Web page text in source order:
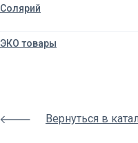
Солярий
ЭКО товары
Вернуться в